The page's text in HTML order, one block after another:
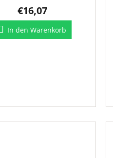
€16,07
In den Warenkorb